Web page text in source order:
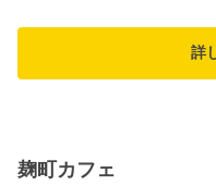
詳
麹町カフェ